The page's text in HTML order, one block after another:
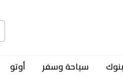
سياحة وسفر أوتو